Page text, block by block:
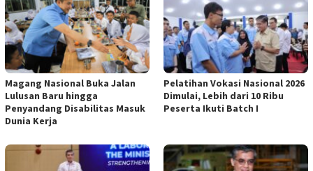
Magang Nasional Buka Jalan
Lulusan Baru hingga
Penyandang Disabilitas Masuk
Dunia Kerja
Pelatihan Vokasi Nasional 2026
Dimulai, Lebih dari 10 Ribu
Peserta Ikuti Batch I